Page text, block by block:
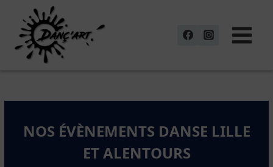
contenu
NOS ÉVÈNEMENTS DANSE LILLE
ET ALENTOURS